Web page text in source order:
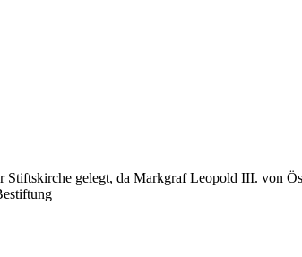
gelegt, da Markgraf Leopold III. von